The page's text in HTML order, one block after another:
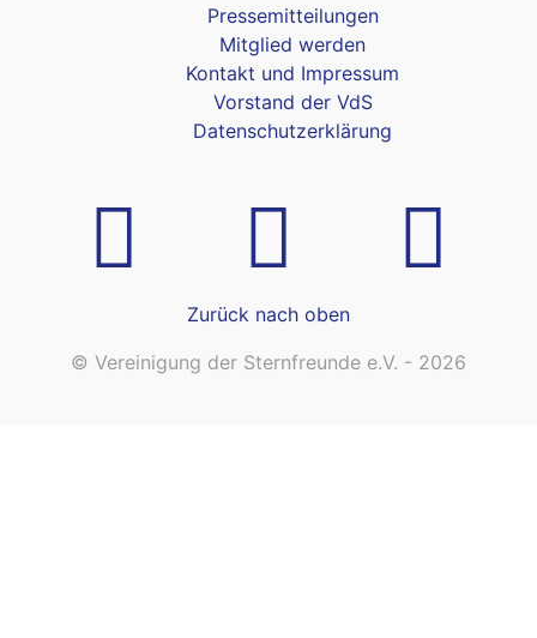
Pressemitteilungen
Mitglied werden
Kontakt und Impressum
Vorstand der VdS
Datenschutzerklärung
Zurück nach oben
© Vereinigung der Sternfreunde e.V. - 2026